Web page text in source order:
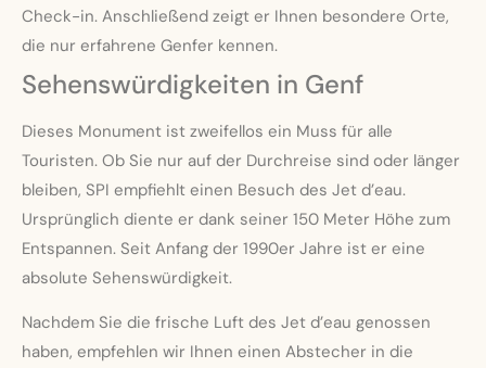
Check-in. Anschließend zeigt er Ihnen besondere Orte,
die nur erfahrene Genfer kennen.
Sehenswürdigkeiten in Genf
Dieses Monument ist zweifellos ein Muss für alle
Touristen. Ob Sie nur auf der Durchreise sind oder länger
bleiben, SPI empfiehlt einen Besuch des Jet d’eau.
Ursprünglich diente er dank seiner 150 Meter Höhe zum
Entspannen. Seit Anfang der 1990er Jahre ist er eine
absolute Sehenswürdigkeit.
Nachdem Sie die frische Luft des Jet d’eau genossen
haben, empfehlen wir Ihnen einen Abstecher in die